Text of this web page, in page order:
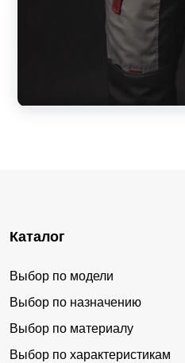
Каталог
Выбор по модели
Выбор по назначению
Выбор по материалу
Выбор по характеристикам